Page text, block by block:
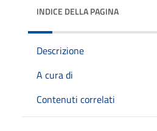
INDICE DELLA PAGINA
Descrizione
A cura di
Contenuti correlati